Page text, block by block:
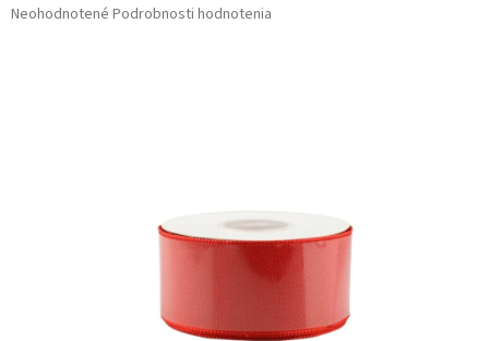
Priemerné
Neohodnotené Podrobnosti hodnotenia